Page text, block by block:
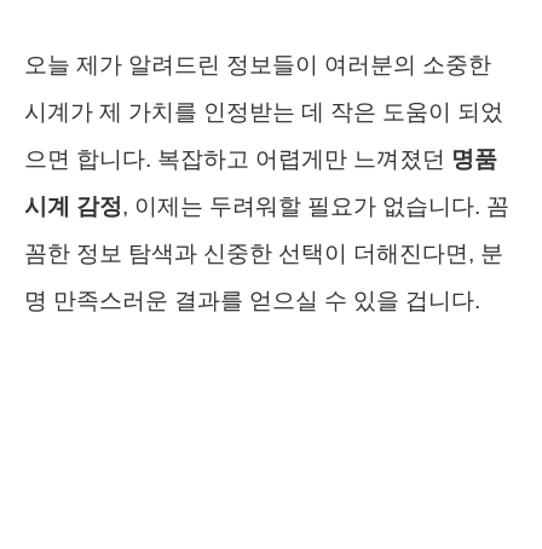
오늘 제가 알려드린 정보들이 여러분의 소중한
시계가 제 가치를 인정받는 데 작은 도움이 되었
으면 합니다. 복잡하고 어렵게만 느껴졌던 명품
시계 감정, 이제는 두려워할 필요가 없습니다. 꼼
꼼한 정보 탐색과 신중한 선택이 더해진다면, 분
명 만족스러운 결과를 얻으실 수 있을 겁니다.